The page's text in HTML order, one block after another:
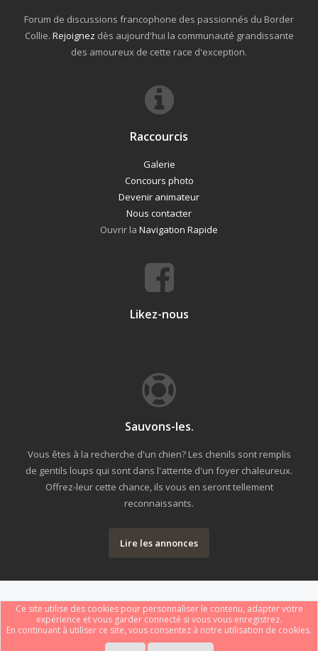
Forum de discussions francophone des passionnés du Border
Collie. Rejoignez dès aujourd'hui la communauté grandissante
des amoureux de cette race d'exception.
Raccourcis
Galerie
Concours photo
Devenir animateur
Nous contacter
Ouvrir la Navigation Rapide
Likez-nous
Sauvons-les.
Vous êtes à la recherche d'un chien? Les chenils sont remplis
de gentils loups qui sont dans l'attente d'un foyer chaleureux.
Offrez-leur cette chance, ils vous en seront tellement
reconnaissants.
Lire les annonces
Forum software by XenForo® Le forum est hébergé par
Ce site utilise des cookies pour personnaliser le contenu, adapter votre
expérience et vous garder connecté si vous vous enregistrez.
En continuant à utiliser ce site, vous consentez à notre utilisation de cookies.